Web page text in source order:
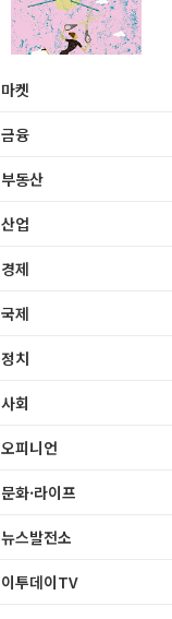
마켓
금융
부동산
산업
경제
국제
정치
사회
오피니언
문화·라이프
뉴스발전소
이투데이TV